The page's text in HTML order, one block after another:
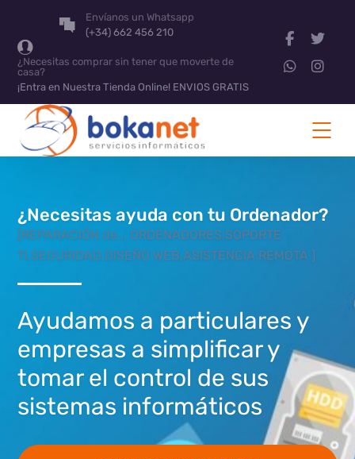
Envíanos un Whatsapp
(+34) 662 456 210
¿Necesitas comprar sin tener que moverte de
casa?
¡Entra en Nuestra Tienda Online! ENVIOS GRATIS
¿Necesitas ayuda con tu Ordenador?
[REPARACIÓN de.., ORDENADORES,SOPORTE
TI,SEGURIDAD,DISEÑO WEB,ASISTENCIA REMOTA ]
Ayudamos a particulares y
empresas a simplificar y
tomar el control de sus
sistemas informáticos